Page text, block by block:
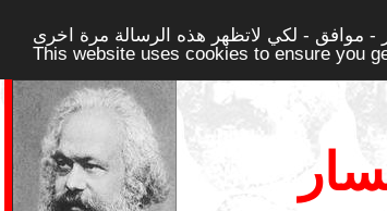
- موافق - لكي لاتظهر هذه الرسالة مرة اخرى -
This website uses cookies to ensure you